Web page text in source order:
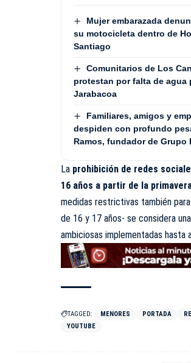
Mujer embarazada
su motocicleta dentro de
Santiago
Comunitarios de Los
protestan por falta de agua
Jarabacoa
Familiares, amigos y
despiden con profundo
Ramos, fundador de Grupo
La prohibición de redes
16 años a partir de la
medidas restrictivas también
de 16 y 17 años- se considera
ambiciosas implementadas hasta
TAGGED: MENORES PORTADA
YOUTUBE